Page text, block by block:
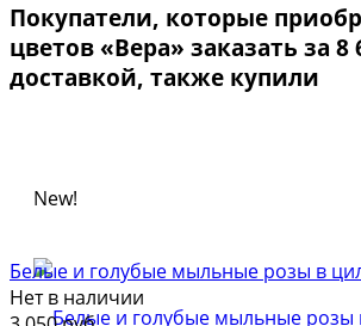
Покупатели, которые
цветов «Вера» заказать за 8
доставкой, также купили
New!
Белые и голубые мыльные розы в
Нет в наличии